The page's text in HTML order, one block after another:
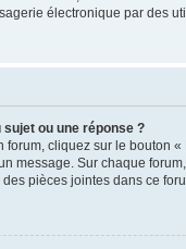
électronique par des
ou une réponse ?
cliquez sur le bouton
message. Sur chaque
pièces jointes dans ce